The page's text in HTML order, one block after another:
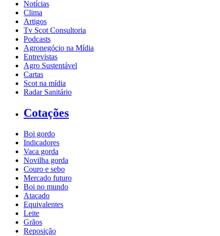
Notícias
Clima
Artigos
Tv Scot Consultoria
Podcasts
Agronegócio na Mídia
Entrevistas
Agro Sustentável
Cartas
Scot na mídia
Radar Sanitário
Cotações
Boi gordo
Indicadores
Vaca gorda
Novilha gorda
Couro e sebo
Mercado futuro
Boi no mundo
Atacado
Equivalentes
Leite
Grãos
Reposição